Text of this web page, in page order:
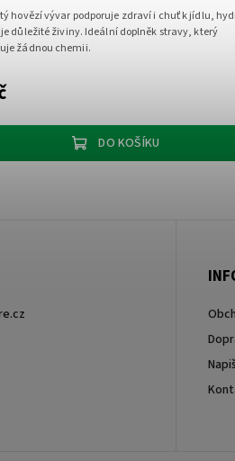
DO KOŠÍKU
hovězí vývar podporuje zdraví i chuť k jídlu,
důležité živiny. Ideální doplněk stravy, který
žádnou chemii.